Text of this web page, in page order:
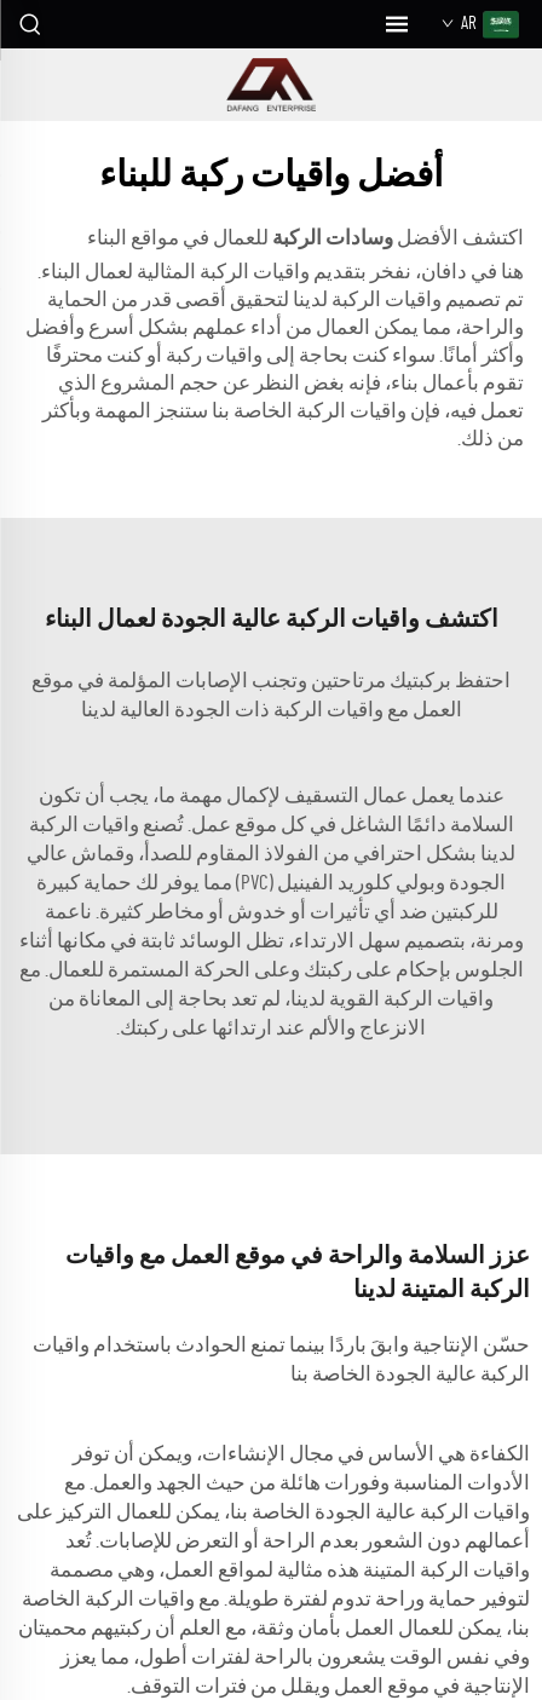
AR
أفضل واقيات ركبة للبناء
اكتشف الأفضل وسادات الركبة للعمال في مواقع البناء
هنا في دافان، نفخر بتقديم واقيات الركبة المثالية لعمال البناء.
تم تصميم واقيات الركبة لدينا لتحقيق أقصى قدر من الحماية
والراحة، مما يمكن العمال من أداء عملهم بشكل أسرع وأفضل
وأكثر أمانًا. سواء كنت بحاجة إلى واقيات ركبة أو كنت محترفًا
تقوم بأعمال بناء، فإنه بغض النظر عن حجم المشروع الذي
تعمل فيه، فإن واقيات الركبة الخاصة بنا ستنجز المهمة وبأكثر
من ذلك.
اكتشف واقيات الركبة عالية الجودة لعمال البناء
احتفظ بركبتيك مرتاحتين وتجنب الإصابات المؤلمة في موقع
العمل مع واقيات الركبة ذات الجودة العالية لدينا
عندما يعمل عمال التسقيف لإكمال مهمة ما، يجب أن تكون
السلامة دائمًا الشاغل في كل موقع عمل. تُصنع واقيات الركبة
لدينا بشكل احترافي من الفولاذ المقاوم للصدأ، وقماش عالي
الجودة وبولي كلوريد الفينيل (PVC) مما يوفر لك حماية كبيرة
للركبتين ضد أي تأثيرات أو خدوش أو مخاطر كثيرة. ناعمة
ومرنة، بتصميم سهل الارتداء، تظل الوسائد ثابتة في مكانها أثناء
الجلوس بإحكام على ركبتك وعلى الحركة المستمرة للعمال. مع
واقيات الركبة القوية لدينا، لم تعد بحاجة إلى المعاناة من
الانزعاج والألم عند ارتدائها على ركبتك.
عزز السلامة والراحة في موقع العمل مع واقيات
الركبة المتينة لدينا
حسّن الإنتاجية وابقَ باردًا بينما تمنع الحوادث باستخدام واقيات
الركبة عالية الجودة الخاصة بنا
الكفاءة هي الأساس في مجال الإنشاءات، ويمكن أن توفر
الأدوات المناسبة وفورات هائلة من حيث الجهد والعمل. مع
واقيات الركبة عالية الجودة الخاصة بنا، يمكن للعمال التركيز على
أعمالهم دون الشعور بعدم الراحة أو التعرض للإصابات. تُعد
واقيات الركبة المتينة هذه مثالية لمواقع العمل، وهي مصممة
لتوفير حماية وراحة تدوم لفترة طويلة. مع واقيات الركبة الخاصة
بنا، يمكن للعمال العمل بأمان وثقة، مع العلم أن ركبتيهم محميتان
وفي نفس الوقت يشعرون بالراحة لفترات أطول، مما يعزز
الإنتاجية في موقع العمل ويقلل من فترات التوقف.